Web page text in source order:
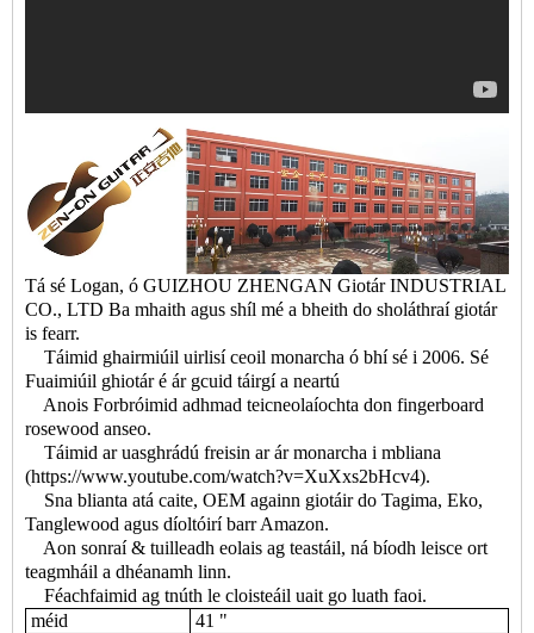
Tá sé Logan, ó GUIZHOU ZHENGAN Giotár INDUSTRIAL
CO., LTD Ba mhaith agus shíl mé a bheith do sholáthraí giotár
is fearr.
Táimid ghairmiúil uirlisí ceoil monarcha ó bhí sé i 2006. Sé
Fuaimiúil ghiotár é ár gcuid táirgí a neartú
Anois Forbróimid adhmad teicneolaíochta don fingerboard
rosewood anseo.
Táimid ar uasghrádú freisin ar ár monarcha i mbliana
(https://www.youtube.com/watch?v=XuXxs2bHcv4).
Sna blianta atá caite, OEM againn giotáir do Tagima, Eko,
Tanglewood agus díoltóirí barr Amazon.
Aon sonraí & tuilleadh eolais ag teastáil, ná bíodh leisce ort
teagmháil a dhéanamh linn.
Féachfaimid ag tnúth le cloisteáil uait go luath faoi.
méid
41 "